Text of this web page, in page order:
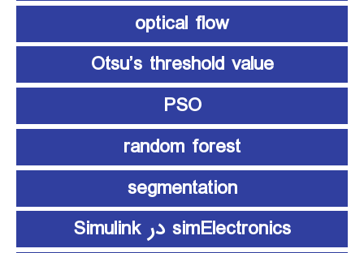
optical flow
Otsu’s threshold value
PSO
random forest
segmentation
simElectronics در Simulink